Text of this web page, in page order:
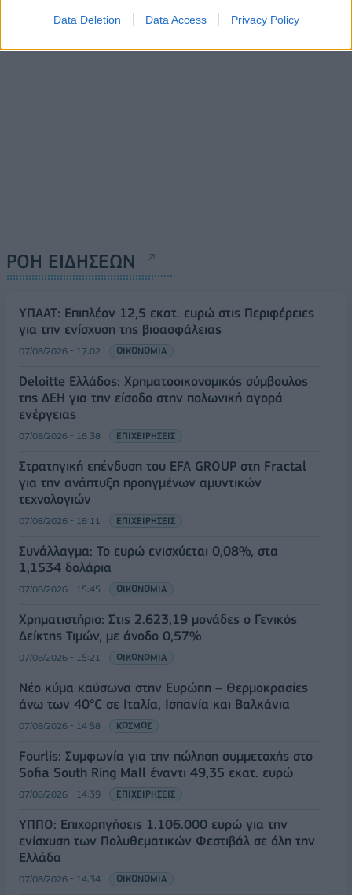
Data Deletion Data Access Privacy Policy
01/11/2023 - 09:41
ΡΟΗ ΕΙΔΗΣΕΩΝ
ΥΠΑΑΤ: Επιπλέον 12,5 εκατ. ευρώ στις Περιφέρειες
για την ενίσχυση της βιοασφάλειας
07/08/2026 - 17:02 ΟΙΚΟΝΟΜΙΑ
Deloitte Ελλάδος: Χρηματοοικονομικός σύμβουλος
της ΔΕΗ για την είσοδο στην πολωνική αγορά
ενέργειας
07/08/2026 - 16:38 ΕΠΙΧΕΙΡΗΣΕΙΣ
Στρατηγική επένδυση του EFA GROUP στη Fractal
για την ανάπτυξη προηγμένων αμυντικών
τεχνολογιών
07/08/2026 - 16:11 ΕΠΙΧΕΙΡΗΣΕΙΣ
Συνάλλαγμα: Το ευρώ ενισχύεται 0,08%, στα
1,1534 δολάρια
07/08/2026 - 15:45 ΟΙΚΟΝΟΜΙΑ
Χρηματιστήριο: Στις 2.623,19 μονάδες ο Γενικός
Δείκτης Τιμών, με άνοδο 0,57%
07/08/2026 - 15:21 ΟΙΚΟΝΟΜΙΑ
Νέο κύμα καύσωνα στην Ευρώπη – Θερμοκρασίες
άνω των 40°C σε Ιταλία, Ισπανία και Βαλκάνια
07/08/2026 - 14:58 ΚΟΣΜΟΣ
Fourlis: Συμφωνία για την πώληση συμμετοχής στο
Sofia South Ring Mall έναντι 49,35 εκατ. ευρώ
07/08/2026 - 14:39 ΕΠΙΧΕΙΡΗΣΕΙΣ
ΥΠΠΟ: Επιχορηγήσεις 1.106.000 ευρώ για την
ενίσχυση των Πολυθεματικών Φεστιβάλ σε όλη την
Ελλάδα
07/08/2026 - 14:34 ΟΙΚΟΝΟΜΙΑ